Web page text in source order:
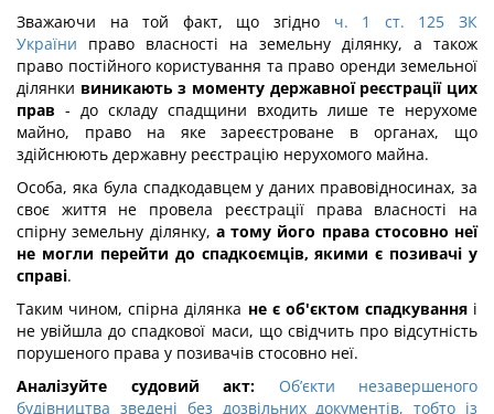
Зважаючи на той факт, що згідно ч. 1 ст. 125 ЗК
України право власності на земельну ділянку, а також
право постійного користування та право оренди земельної
ділянки виникають з моменту державної реєстрації цих
прав - до складу спадщини входить лише те нерухоме
майно, право на яке зареєстроване в органах, що
здійснюють державну реєстрацію нерухомого майна.
Особа, яка була спадкодавцем у даних правовідносинах, за
своє життя не провела реєстрації права власності на
спірну земельну ділянку, а тому його права стосовно неї
не могли перейти до спадкоємців, якими є позивачі у
справі.
Таким чином, спірна ділянка не є об'єктом спадкуванняі
не увійшла до спадкової маси, що свідчить про відсутність
порушеного права у позивачів стосовно неї.
Аналізуйте судовий акт:
Об’єкти незавершеного
будівництва зведені без дозвільних документів, тобто із